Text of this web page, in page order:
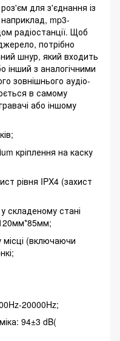
для з'єднання із
mp3-
радіостанції. Щоб
потрібно
шнур, який входить
інший з аналогічними
зовнішнього аудіо-
в самому
або іншому
кріплення на каску
рівня IPX4 (захист
складеному стані
(включаючи
20000Hz;
94±3 dB(